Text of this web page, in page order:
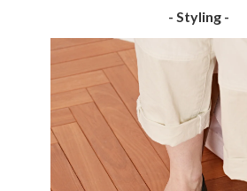
- Styling -